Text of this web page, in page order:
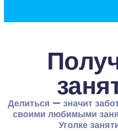
Делиться — значит
своими любимыми
Уголке